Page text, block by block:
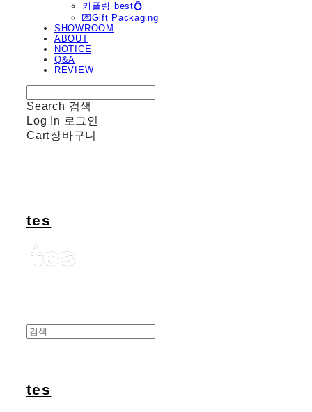
커플링 best💍
💌Gift Packaging
SHOWROOM
ABOUT
NOTICE
Q&A
REVIEW
Search 검색
Log In 로그인
Cart장바구니
tes
tes